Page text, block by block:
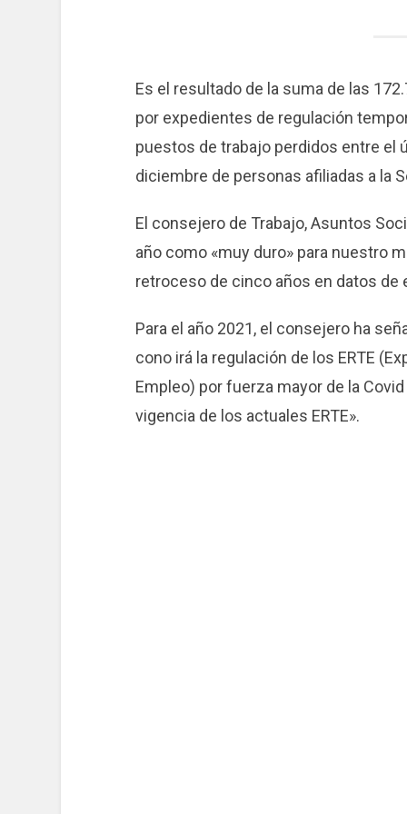
Es el resultado de la suma de las
por expedientes de regulación
puestos de trabajo perdidos entre el
diciembre de personas afiliadas a la
El consejero de Trabajo, Asuntos
año como «muy duro» para nuestro
retroceso de cinco años en datos de
Para el año 2021, el consejero ha
cono irá la regulación de los ERTE
Empleo) por fuerza mayor de la
vigencia de los actuales ERTE».